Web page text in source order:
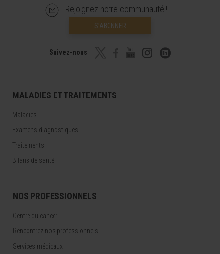
Rejoignez notre communauté !
S’ABONNER
Suivez-nous
MALADIES ET TRAITEMENTS
Maladies
Examens diagnostiques
Traitements
Bilans de santé
NOS PROFESSIONNELS
Centre du cancer
Rencontrez nos professionnels
Services médicaux